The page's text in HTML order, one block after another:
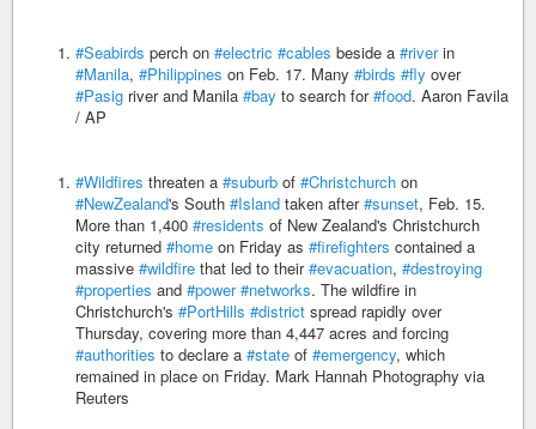
#Seabirds perch on #electric #cables beside a #riverin
#Manila, #Philippines on Feb. 17. Many #birds #fly over
#Pasig river and Manila #bay to search for#food. Aaron Favila
/ AP
#Wildfires threaten a #suburb of #Christchurch on
#NewZealand's South #Island taken after#sunset, Feb. 15.
More than 1,400 #residents of New Zealand's Christchurch
city returned #home on Friday as #firefighters contained a
massive #wildfire that led to their#evacuation, #destroying
#properties and #power #networks. The wildfire in
Christchurch's #PortHills #district spread rapidly over
Thursday, covering more than 4,447 acres and forcing
#authorities to declare a #state of #emergency, which
remained in place on Friday. Mark Hannah Photography via
Reuters